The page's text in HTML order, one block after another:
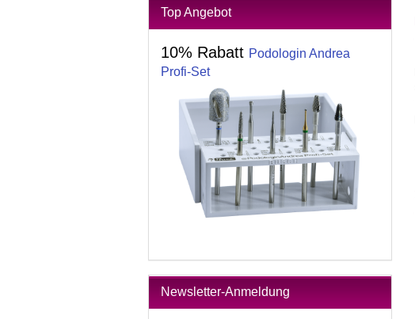
Top Angebot
10% Rabatt Podologin Andrea
Profi-Set
Newsletter-Anmeldung